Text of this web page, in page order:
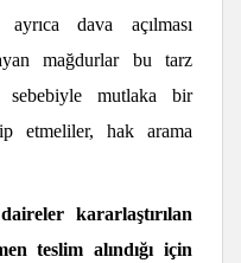
dava açılması
mağdurlar bu tarz
sebebiyle mutlaka bir
etmeliler, hak arama
kararlaştırılan
teslim alındığı için